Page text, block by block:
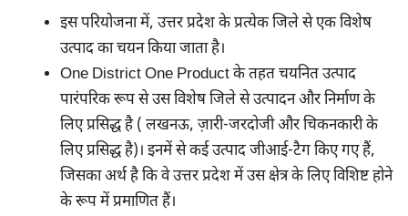
इस परियोजना में, उत्तर प्रदेश के प्रत्येक जिले से एक विशेष
उत्पाद का चयन किया जाता है।
One District One Product के तहत चयनित उत्पाद
पारंपरिक रूप से उस विशेष जिले से उत्पादन और निर्माण के
लिए प्रसिद्ध है ( लखनऊ, ज़ारी-जरदोजी और चिकनकारी के
लिए प्रसिद्ध है)। इनमें से कई उत्पाद जीआई-टैग किए गए हैं,
जिसका अर्थ है कि वे उत्तर प्रदेश में उस क्षेत्र के लिए विशिष्ट होने
के रूप में प्रमाणित हैं।